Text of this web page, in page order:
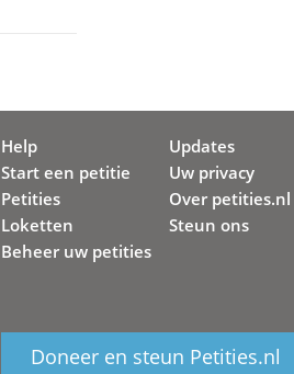
Help
Start een petitie
Petities
Loketten
Beheer uw petities
Updates
Uw privacy
Over petities.nl
Steun ons
Doneer en steun Petities.nl